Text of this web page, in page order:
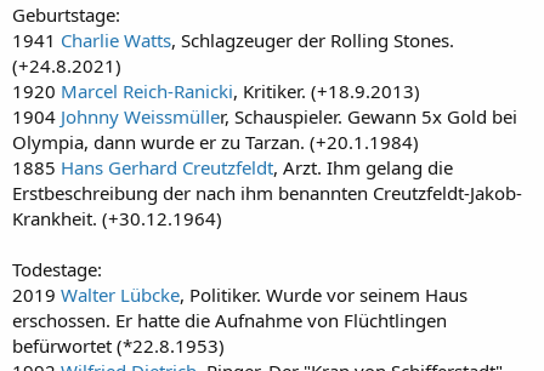
:
Geburtstage:
1941 Charlie Watts, Schlagzeuger der Rolling Stones.
(+24.8.2021)
1920 Marcel Reich-Ranicki, Kritiker. (+18.9.2013)
1904 Johnny Weissmüller, Schauspieler. Gewann 5x Gold bei
Olympia, dann wurde er zu Tarzan. (+20.1.1984)
1885 Hans Gerhard Creutzfeldt, Arzt. Ihm gelang die
Erstbeschreibung der nach ihm benannten Creutzfeldt-Jakob-
Krankheit. (+30.12.1964)
Todestage:
2019 Walter Lübcke, Politiker. Wurde vor seinem Haus
erschossen. Er hatte die Aufnahme von Flüchtlingen
befürwortet (*22.8.1953)